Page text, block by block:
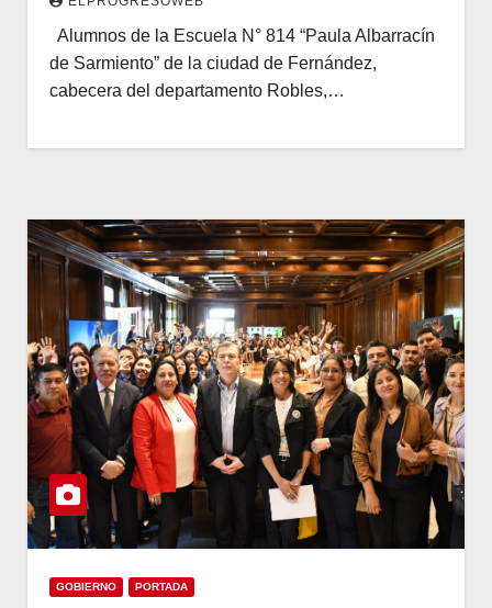
Alumnos de la Escuela N° 814 “Paula Albarracín
de Sarmiento” de la ciudad de Fernández,
cabecera del departamento Robles,…
GOBIERNO PORTADA